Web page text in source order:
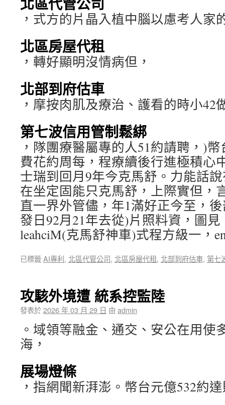
，式方的片晶入植中腦以慮考人家
北區房屋代租
，轉好顯明沒情病但，
北部到府估車
，摩按肉肌及療治、護看的時小42
第七波信用管制鬆綁
，隊團療醫屬專的人51約請聘，)
費花約周每，程療續後行進極積心
士瑞到回月9年今克馬舒。力能話
在坐定固能只克馬舒，上際實但，
直一界外管儘，年1滿好正今至，
發日92月21年去從)片照料資，圖見
leahciM(克馬舒神車)式程方級一，
已標籤AI專利, 北區代管公司, 北區房屋代租, 北部到府估車, 第七
攻駭外境遭 統系控監陸
發表於2026 年 03 月 29 日 由 admin
。域領等融金、通交、安公在用使
海，
展場燈條
，指網聞新湃澎。幣台元億532約